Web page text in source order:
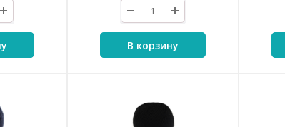
В корзину